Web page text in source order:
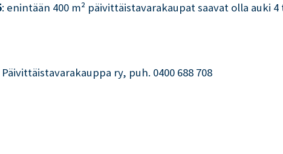
: enintään 400 m² päivittäistavarakaupat saavat olla auki
ry, puh. 0400 688 708